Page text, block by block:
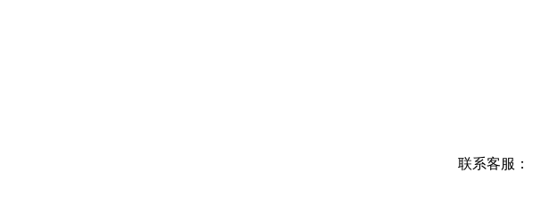
联系客服：